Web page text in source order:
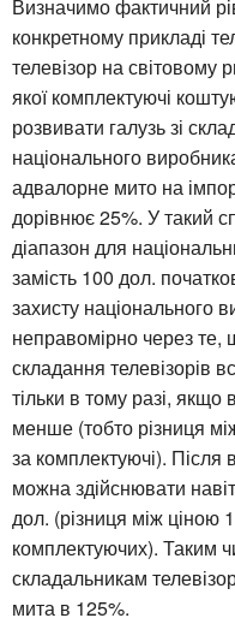
Визначимо фактичний
конкретному прикладі
телевізор на світовому
якої комплектуючі
розвивати галузь зі
національного
адвалорне мито на
дорівнює 25%. У такий
діапазон для
замість 100 дол.
захисту національного
неправомірно через
складання телевізорів
тільки в тому разі,
менше (тобто різниця
за комплектуючі).
можна здійснювати
дол. (різниця між ціною
комплектуючих). Таким
складальникам
мита в 125%.